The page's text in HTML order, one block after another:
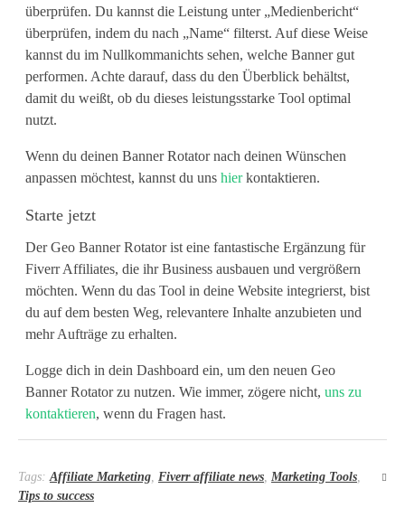
W
e
b
s
i
t
e
-
B
e
t
r
e
i
b
überprüfen. Du kannst die Leistung unter „Medienbericht“
überprüfen, indem du nach „Name“ filterst. Auf diese Weise
kannst du im Nullkommanichts sehen, welche Banner gut
performen. Achte darauf, dass du den Überblick behältst,
damit du weißt, ob du dieses leistungsstarke Tool optimal
nutzt.
Wenn du deinen Banner Rotator nach deinen Wünschen
anpassen möchtest, kannst du uns hier kontaktieren.
Starte jetzt
Der Geo Banner Rotator ist eine fantastische Ergänzung für
Fiverr Affiliates, die ihr Business ausbauen und vergrößern
möchten. Wenn du das Tool in deine Website integrierst, bist
du auf dem besten Weg, relevantere Inhalte anzubieten und
mehr Aufträge zu erhalten.
Logge dich in dein Dashboard ein, um den neuen Geo
Banner Rotator zu nutzen. Wie immer, zögere nicht, uns zu
kontaktieren, wenn du Fragen hast.
Tags: Affiliate Marketing Fiverr affiliate news Marketing Tools
Tips to success